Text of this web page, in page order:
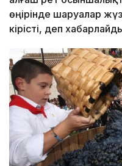
өңірінде шаруалар
кірісті, деп